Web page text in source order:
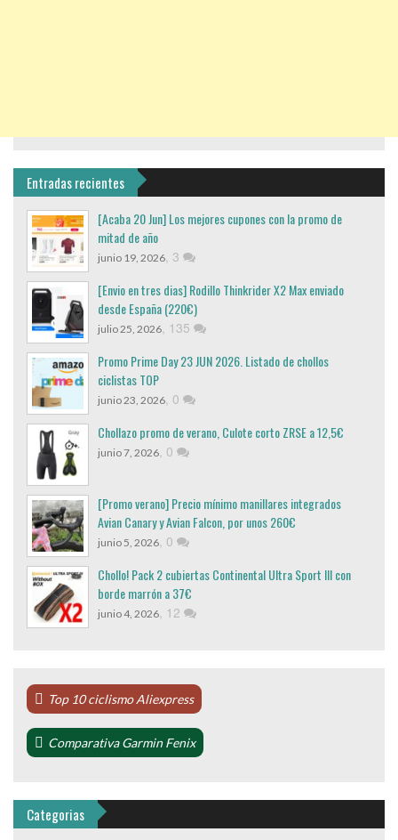
Entradas recientes
[Acaba 20 Jun] Los mejores cupones con la promo de
mitad de año
junio 19, 2026 3
[Envio en tres dias] Rodillo Thinkrider X2 Max enviado
desde España (220€)
julio 25, 2026 135
Promo Prime Day 23 JUN 2026. Listado de chollos
ciclistas TOP
junio 23, 2026 0
Chollazo promo de verano, Culote corto ZRSE a 12,5€
junio 7, 2026 0
[Promo verano] Precio mínimo manillares integrados
Avian Canary y Avian Falcon, por unos 260€
junio 5, 2026 0
Chollo! Pack 2 cubiertas Continental Ultra Sport III con
borde marrón a 37€
junio 4, 2026 12
Top 10 ciclismo Aliexpress
Comparativa Garmin Fenix
Categorias